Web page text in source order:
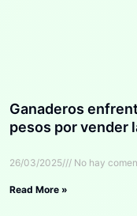
Ganaderos
pesos por vender
26/03/2025 No hay
Read More »